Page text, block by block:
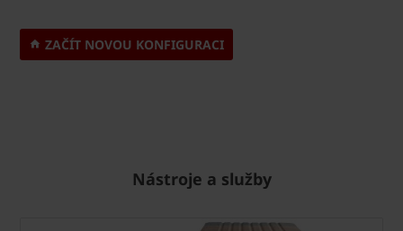
ZAČÍT NOVOU KONFIGURACI
Nástroje a služby